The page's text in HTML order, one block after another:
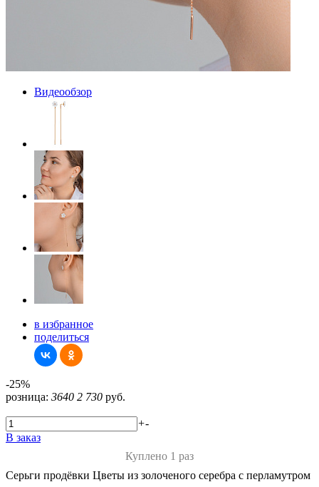
Видеообзор
в избранное
поделиться
-25%
розница: 3640 2 730 руб.
+-
В заказ
Куплено 1 раз
Серьги продёвки Цветы из золоченого серебра с перламутром